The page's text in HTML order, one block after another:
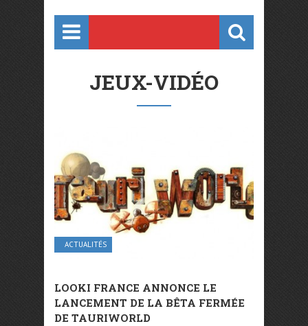
JEUX-VIDÉO
ACTUALITÉS
LOOKI FRANCE ANNONCE LE
LANCEMENT DE LA BÊTA FERMÉE
DE TAURIWORLD